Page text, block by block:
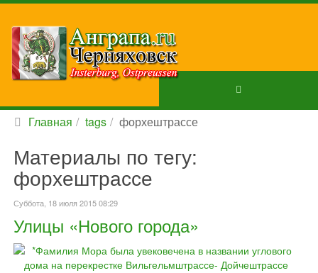
Главная tags форхештрассе
Материалы по тегу:
форхештрассе
Суббота, 18 июля 2015 08:29
Улицы «Нового города»